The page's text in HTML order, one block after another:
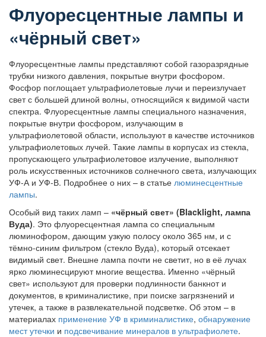
Флуоресцентные лампы и
«чёрный свет»
Флуоресцентные лампы представляют собой газоразрядные
трубки низкого давления, покрытые внутри фосфором.
Фосфор поглощает ультрафиолетовые лучи и переизлучает
свет с большей длиной волны, относящийся к видимой части
спектра. Флуоресцентные лампы специального назначения,
покрытые внутри фосфором, излучающим в
ультрафиолетовой области, используют в качестве источников
ультрафиолетовых лучей. Такие лампы в корпусах из стекла,
пропускающего ультрафиолетовое излучение, выполняют
роль искусственных источников солнечного света, излучающих
УФ-А и УФ-В. Подробнее о них – в статье люминесцентные
лампы.
Особый вид таких ламп – «чёрный свет» (Blacklight, лампа
Вуда). Это флуоресцентная лампа со специальным
люминофором, дающим узкую полосу около 365 нм, и с
тёмно-синим фильтром (стекло Вуда), который отсекает
видимый свет. Внешне лампа почти не светит, но в её лучах
ярко люминесцируют многие вещества. Именно «чёрный
свет» используют для проверки подлинности банкнот и
документов, в криминалистике, при поиске загрязнений и
утечек, а также в развлекательной подсветке. Об этом – в
материалах применение УФ в криминалистике, обнаружение
мест утечки и подсвечивание минералов в ультрафиолете.